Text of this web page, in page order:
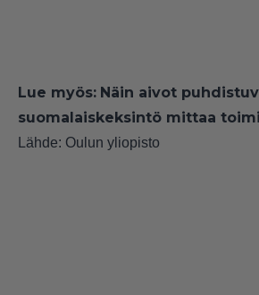
Lue myös: Näin aivot
suomalaiskeksintö mittaa
Lähde: Oulun yliopisto